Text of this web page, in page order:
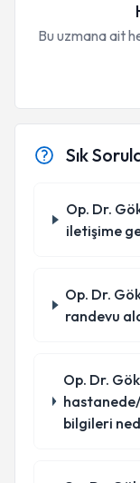
Bu uzmana ait
Sık
Op. Dr.
iletişime
Op. Dr.
randevu
Op. Dr.
bilgileri